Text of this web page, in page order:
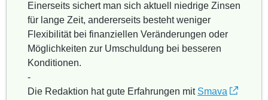
Einerseits sichert man sich aktuell niedrige Zinsen
für lange Zeit, andererseits besteht weniger
Flexibilität bei finanziellen Veränderungen oder
Möglichkeiten zur Umschuldung bei besseren
Konditionen.
-
Die Redaktion hat gute Erfahrungen mit Smava